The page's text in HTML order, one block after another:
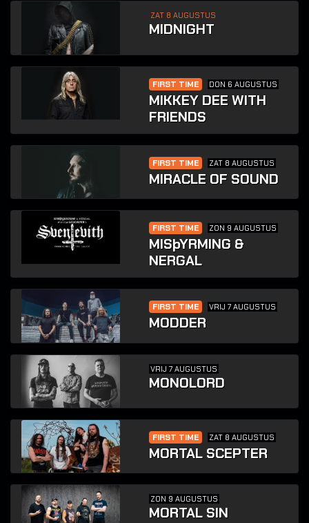
ZAT 8 AUGUSTUS
MIDNIGHT
FIRST TIME DON 6 AUGUSTUS
MIKKEY DEE WITH
FRIENDS
FIRST TIME ZAT 8 AUGUSTUS
MIRACLE OF SOUND
FIRST TIME ZON 9 AUGUSTUS
MISþYRMING &
NERGAL
FIRST TIME VRIJ 7 AUGUSTUS
MODDER
VRIJ 7 AUGUSTUS
MONOLORD
FIRST TIME ZAT 8 AUGUSTUS
MORTAL SCEPTER
ZON 9 AUGUSTUS
MORTAL SIN